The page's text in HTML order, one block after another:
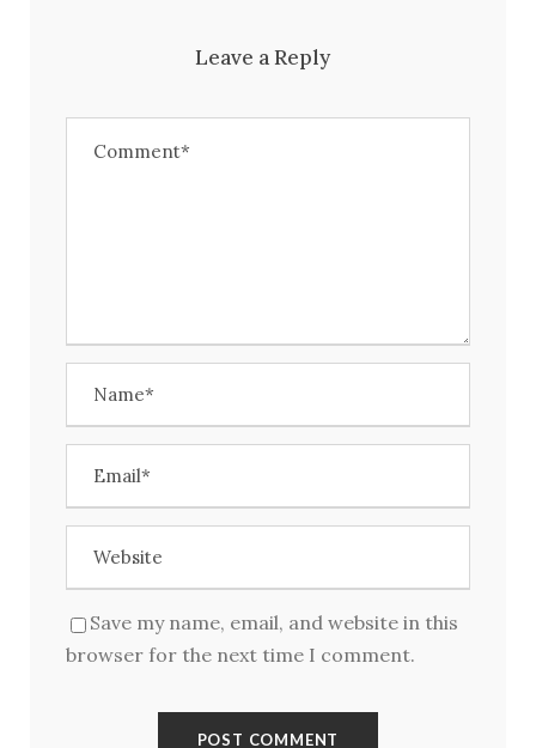
Leave a Reply
Save my name, email, and website in this
browser for the next time I comment.